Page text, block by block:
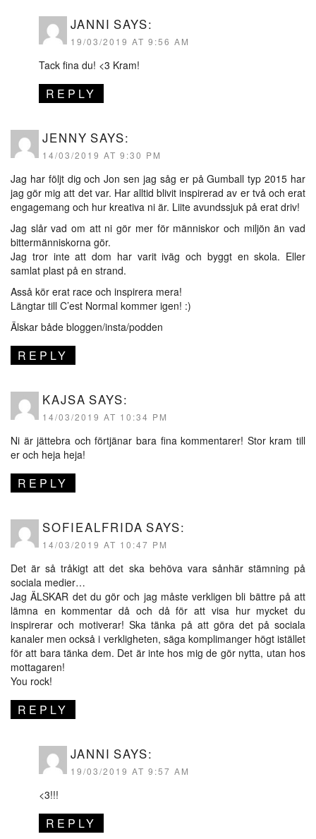
JANNI SAYS:
19/03/2019 AT 9:56 AM
Tack fina du! <3 Kram!
REPLY
JENNY SAYS:
14/03/2019 AT 9:30 PM
Jag har följt dig och Jon sen jag såg er på Gumball typ 2015 har
jag gör mig att det var. Har alltid blivit inspirerad av er två och erat
engagemang och hur kreativa ni är. Liite avundssjuk på erat driv!
Jag slår vad om att ni gör mer för människor och miljön än vad
bittermänniskorna gör.
Jag tror inte att dom har varit iväg och byggt en skola. Eller
samlat plast på en strand.
Asså kör erat race och inspirera mera!
Längtar till C’est Normal kommer igen! :)
Älskar både bloggen/insta/podden
REPLY
KAJSA SAYS:
14/03/2019 AT 10:34 PM
Ni är jättebra och förtjänar bara fina kommentarer! Stor kram till
er och heja heja!
REPLY
SOFIEALFRIDA SAYS:
14/03/2019 AT 10:47 PM
Det är så tråkigt att det ska behöva vara sånhär stämning på
sociala medier…
Jag ÄLSKAR det du gör och jag måste verkligen bli bättre på att
lämna en kommentar då och då för att visa hur mycket du
inspirerar och motiverar! Ska tänka på att göra det på sociala
kanaler men också i verkligheten, säga komplimanger högt istället
för att bara tänka dem. Det är inte hos mig de gör nytta, utan hos
mottagaren!
You rock!
REPLY
JANNI SAYS:
19/03/2019 AT 9:57 AM
<3!!!
REPLY